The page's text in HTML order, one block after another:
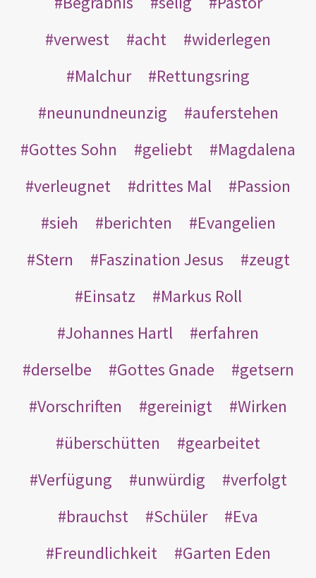
verwest
acht
widerlegen
Malchur
Rettungsring
neunundneunzig
auferstehen
Gottes Sohn
geliebt
Magdalena
verleugnet
drittes Mal
Passion
sieh
berichten
Evangelien
Stern
Faszination Jesus
zeugt
Einsatz
Markus Roll
Johannes Hartl
erfahren
derselbe
Gottes Gnade
getsern
Vorschriften
gereinigt
Wirken
überschütten
gearbeitet
Verfügung
unwürdig
verfolgt
brauchst
Schüler
Eva
Freundlichkeit
Garten Eden